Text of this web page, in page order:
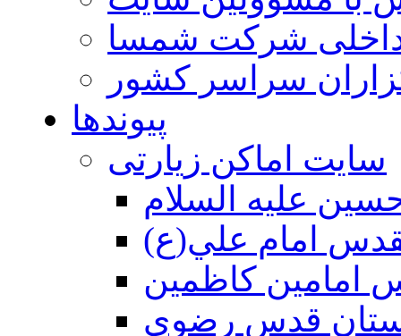
شرکت شمسا
سراسر کشور
پیوندها
سایت اماکن زیارتی
عليه السلام
امام علي(ع)
امامين كاظمين
قدس رضوي